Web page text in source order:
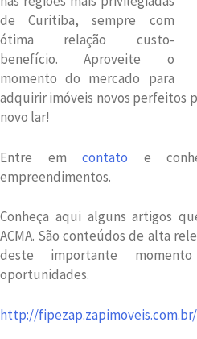
de Curitiba, sempre com
ótima relação custo-
benefício. Aproveite o
momento do mercado para
adquirir imóveis novos perfeitos
novo lar!
Entre emcontato e
empreendimentos.
Conheça aqui alguns artigos
ACMA. São conteúdos de alta
deste importante
oportunidades.
http://fipezap.zapimoveis.com.br/